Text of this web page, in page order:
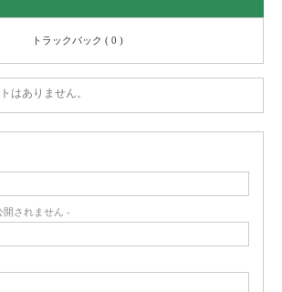
トラックバック ( 0 )
はありません。
開されません -